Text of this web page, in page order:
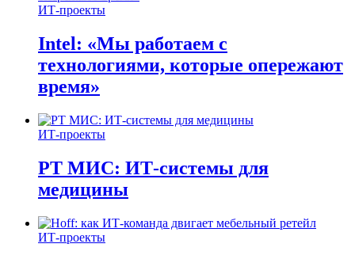
ИТ-проекты
Intel: «Мы работаем с
технологиями, которые опережают
время»
ИТ-проекты
РТ МИС: ИТ-системы для
медицины
ИТ-проекты